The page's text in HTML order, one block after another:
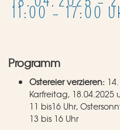
11:00 – 17:00
Programm
Ostereier verzieren:
Karfreitag, 18.04.2025
11 bis16 Uhr,
13 bis 16 Uhr